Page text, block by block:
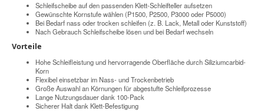
Schleifscheibe auf den passenden Klett-Schleifteller aufsetzen
Gewünschte Kornstufe wählen (P1500, P2500, P3000 oder P5000)
Bei Bedarf nass oder trocken schleifen (z. B. Lack, Metall oder Kunststoff)
Nach Gebrauch Schleifscheibe lösen und bei Bedarf wechseln
Vorteile
Hohe Schleifleistung und hervorragende Oberfläche durch Siliziumcarbid-
Korn
Flexibel einsetzbar im Nass- und Trocken­betrieb
Große Auswahl an Körnungen für abgestufte Schleifprozesse
Lange Nutzungsdauer dank 100-Pack
Sicherer Halt dank Klett-Befestigung